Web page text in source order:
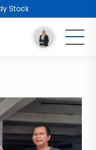
/Testimoni